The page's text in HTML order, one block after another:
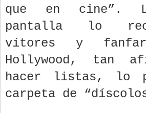
que en cine”.
pantalla lo
vítores y
Hollywood, tan
hacer listas, lo
carpeta de